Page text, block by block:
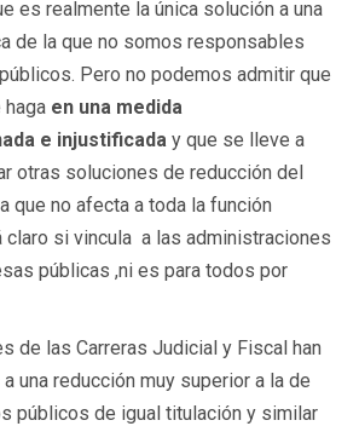
es realmente la única solución a una
de la que no somos responsables
Pero no podemos admitir que
en una medida
e injustificada y que se lleve a
otras soluciones de reducción del
que no afecta a toda la función
claro si vincula a las administraciones
públicas ,ni es para todos por
de las Carreras Judicial y Fiscal han
una reducción muy superior a la de
públicos de igual titulación y similar